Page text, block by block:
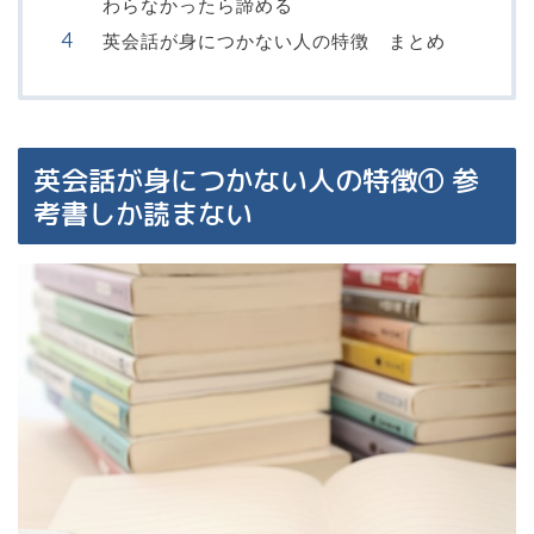
わらなかったら諦める
英会話が身につかない人の特徴 まとめ
英会話が身につかない人の特徴① 参
考書しか読まない